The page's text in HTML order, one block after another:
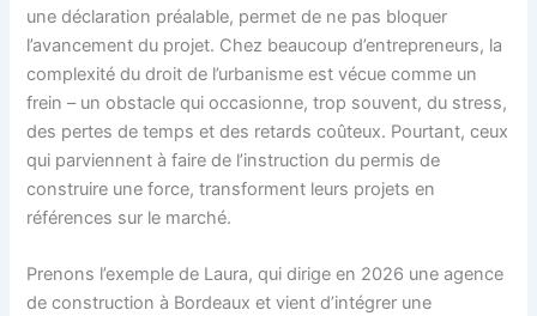
une déclaration préalable, permet de ne pas bloquer
l’avancement du projet. Chez beaucoup d’entrepreneurs, la
complexité du droit de l’urbanisme est vécue comme un
frein – un obstacle qui occasionne, trop souvent, du stress,
des pertes de temps et des retards coûteux. Pourtant, ceux
qui parviennent à faire de l’instruction du permis de
construire une force, transforment leurs projets en
références sur le marché.
Prenons l’exemple de Laura, qui dirige en 2026 une agence
de construction à Bordeaux et vient d’intégrer une